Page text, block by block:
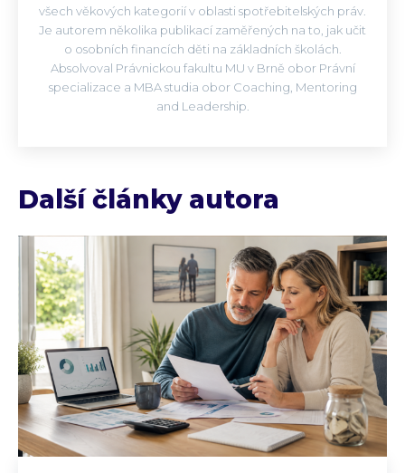
všech věkových kategorií v oblasti spotřebitelských práv.
Je autorem několika publikací zaměřených na to, jak učit
o osobních financích děti na základních školách.
Absolvoval Právnickou fakultu MU v Brně obor Právní
specializace a MBA studia obor Coaching, Mentoring
and Leadership.
Další články autora